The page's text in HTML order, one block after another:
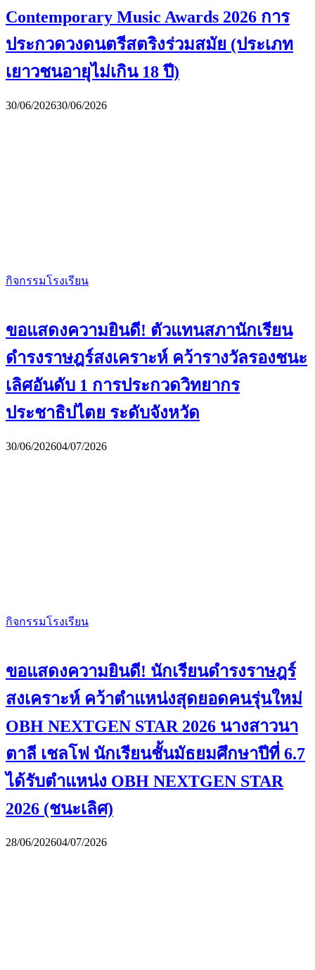
Contemporary Music Awards 2026 การ
ประกวดวงดนตรีสตริงร่วมสมัย (ประเภท
เยาวชนอายุไม่เกิน 18 ปี)
30/06/202630/06/2026
กิจกรรมโรงเรียน
ขอแสดงความยินดี! ตัวแทนสภานักเรียน
ดำรงราษฎร์สงเคราะห์ คว้ารางวัลรองชนะ
เลิศอันดับ 1 การประกวดวิทยากร
ประชาธิปไตย ระดับจังหวัด
30/06/202604/07/2026
กิจกรรมโรงเรียน
ขอแสดงความยินดี! นักเรียนดำรงราษฎร์
สงเคราะห์ คว้าตำแหน่งสุดยอดคนรุ่นใหม่
OBH NEXTGEN STAR 2026 นางสาวนา
ตาลี เชลโฟ นักเรียนชั้นมัธยมศึกษาปีที่ 6.7
ได้รับตำแหน่ง OBH NEXTGEN STAR
2026 (ชนะเลิศ)
28/06/202604/07/2026